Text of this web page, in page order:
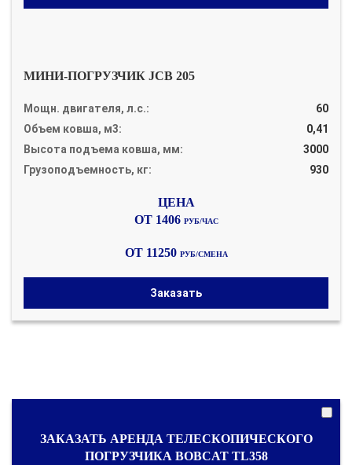
МИНИ-ПОГРУЗЧИК JCB 205
Мощн. двигателя, л.с.:
60
Объем ковша, м3:
0,41
Высота подъема ковша, мм:
3000
Грузоподъемность, кг:
930
ОТ 1406 РУБ/ЧАС
ОТ 11250 РУБ/СМЕНА
Заказать
ЗАКАЗАТЬ АРЕНДА ТЕЛЕСКОПИЧЕСКОГО
ПОГРУЗЧИКА BOBCAT TL358